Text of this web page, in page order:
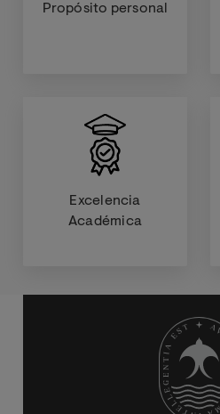
Propósito personal
Excelencia
Académica